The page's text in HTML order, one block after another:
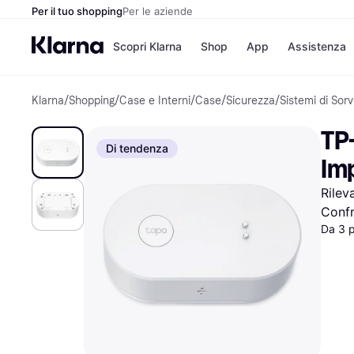
Per il tuo shoppingPer le aziende
Scopri Klarna
Opzioni di
Paga dopo 30 giorni
Finanziamento
Shop
Negozi
Unieuro
Media
Zalando
Elenco negozi
App Assistenza
Klarna/Shopping/Case e Interni/Case/Sicurezza/Sistemi di
Di tendenza
Da 3